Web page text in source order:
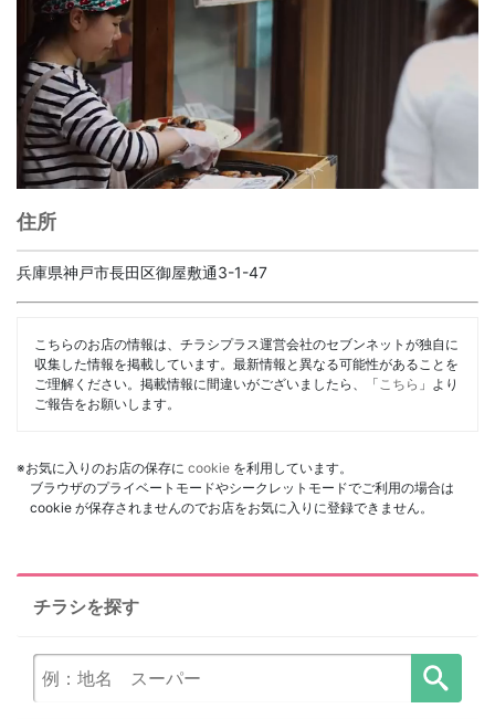
住所
兵庫県神戸市長田区御屋敷通3-1-47
こちらのお店の情報は、チラシプラス運営会社のセブンネットが独自に
収集した情報を掲載しています。最新情報と異なる可能性があることを
ご理解ください。掲載情報に間違いがございましたら、「 こちら 」より
ご報告をお願いします。
※お気に入りのお店の保存に cookie を利用しています。
ブラウザのプライベートモードやシークレットモードでご利用の場合は
cookie が保存されませんのでお店をお気に入りに登録できません。
チラシを探す